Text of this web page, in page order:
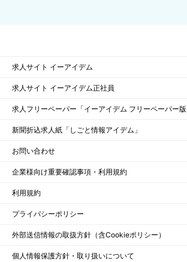
求人サイト イーアイデム
求人サイト イーアイデム正社員
求人フリーペーパー「イーアイデム フリーペーパー版
新聞折込求人紙「しごと情報アイデム」
お問い合わせ
企業様向け重要確認事項・利用規約
利用規約
プライバシーポリシー
外部送信情報の取扱方針（含Cookieポリシー）
個人情報保護方針・取り扱いについて